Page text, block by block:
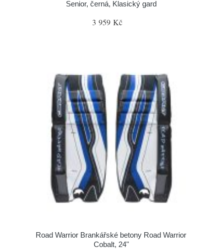
Senior, černá, Klasický gard
3 959 Kč
Road Warrior Brankářské betony Road Warrior
Cobalt, 24"